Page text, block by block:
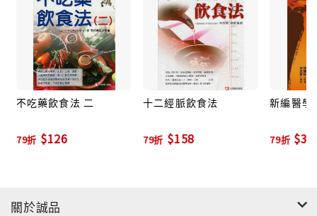
不吃藥飲食法 二
79折 $126
十二經脈飲食法
79折 $158
新編醫學
79折
關於誠品